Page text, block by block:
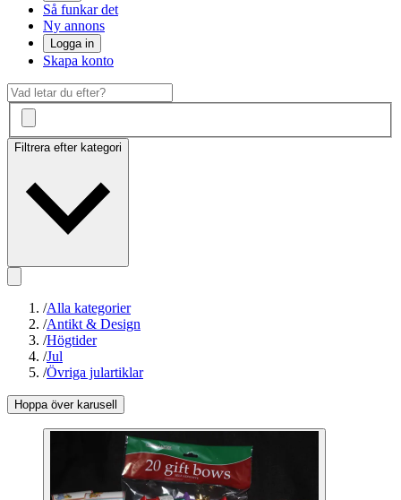
Så funkar det
Ny annons
Logga in
Skapa konto
Filtrera efter kategori
/Alla kategorier
/Antikt & Design
/Högtider
/Jul
/Övriga julartiklar
Hoppa över karusell